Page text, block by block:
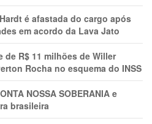
é afastada do cargo após
em acordo da Lava Jato
de R$ 11 milhões de Willer
Rocha no esquema do INSS
NOSSA SOBERANIA e
brasileira